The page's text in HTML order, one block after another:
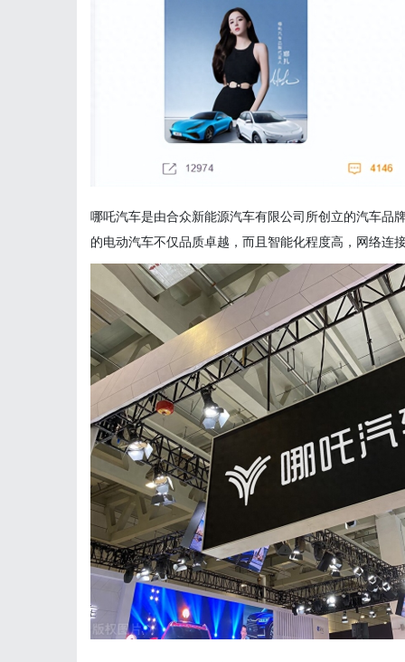
哪吒汽车是由合众新能源汽车有限公司所创立的汽车品
的电动汽车不仅品质卓越，而且智能化程度高，网络连